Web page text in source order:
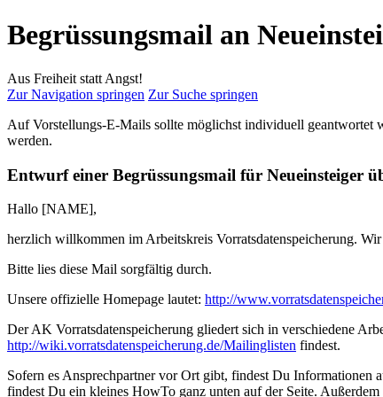
Begrüssungsmail an
Aus Freiheit statt Angst!
Zur Navigation springen Zur Suche springen
Auf Vorstellungs-E-Mails sollte möglichst individuell geantwortet
werden.
Entwurf einer Begrüssungsmail für Neueinsteiger
Hallo [NAME],
herzlich willkommen im Arbeitskreis Vorratsdatenspeicherung.
Bitte lies diese Mail sorgfältig durch.
Unsere offizielle Homepage lautet: http://
Der AK Vorratsdatenspeicherung gliedert sich in verschiedene
http://wiki.vorratsdatenspeicherung.de/Mailinglisten findest.
Sofern es Ansprechpartner vor Ort gibt, findest Du Informationen
findest Du ein kleines HowTo ganz unten auf der Seite.